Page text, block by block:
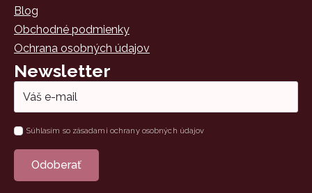
Blog
Obchodné podmienky
Ochrana osobných údajov
Newsletter
Email
SúhlasSúhlasím so zásadami ochrany osobných údajov
Odoberať